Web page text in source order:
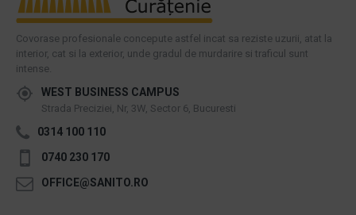
Covorase profesionale concepute astfel incat sa reziste uzurii, atat la
interior, cat si la exterior, unde gradul de murdarire si traficul sunt
intense.
WEST BUSINESS CAMPUS
Strada Preciziei, Nr, 3W, Sector 6, Bucuresti
0314 100 110
0740 230 170
OFFICE@SANITO.RO